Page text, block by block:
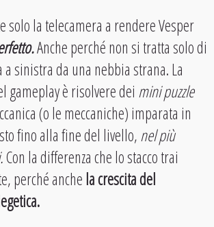
solo la telecamera a rendere Vesper
.Anche perché non si tratta solo di
sinistra da una nebbia strana. La
gameplay è risolvere dei mini puzzle
(o le meccaniche) imparata in
fino alla fine del livello,nel più
Con la differenza che lo stacco trai
perché anchela crescita del